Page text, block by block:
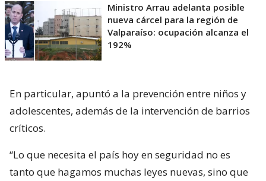
Ministro Arrau adelanta posible
nueva cárcel para la región de
Valparaíso: ocupación alcanza el
192%
En particular, apuntó a la prevención entre niños y
adolescentes, además de la intervención de barrios
críticos.
“Lo que necesita el país hoy en seguridad no es
tanto que hagamos muchas leyes nuevas, sino que